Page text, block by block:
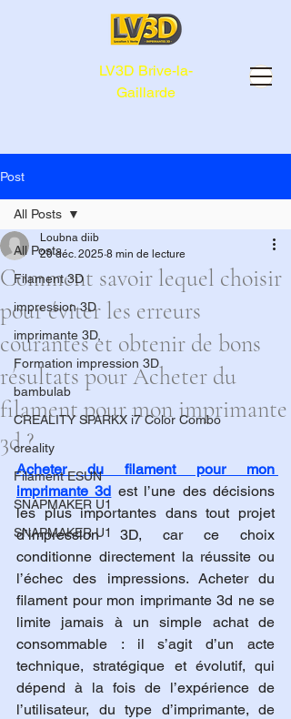
LV3D Brive-la-
Gaillarde
Post
All Posts
Filament 3D
impression 3D
imprimante 3D,
Formation impression 3D
bambulab
CREALITY SPARKX i7 Color Combo
creality
Filament ESUN
SNAPMAKER U1
SNAPMAKER U1
All Posts
Comment savoir lequel choisir
pour éviter les erreurs
courantes et obtenir de bons
résultats pour Acheter du
filament pour mon imprimante
3d ?
Loubna diib
20 déc. 2025 8 min de lecture
Acheter du filament pour mon
imprimante 3d est l’une des décisions
les plus importantes dans tout projet
d’impression 3D, car ce choix
conditionne directement la réussite ou
l’échec des impressions. Acheter du
filament pour mon imprimante 3d ne se
limite jamais à un simple achat de
consommable : il s’agit d’un acte
technique, stratégique et évolutif, qui
dépend à la fois de l’expérience de
l’utilisateur, du type d’imprimante, de